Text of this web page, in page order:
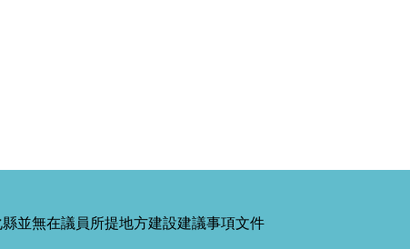
並無在議員所提地方建設建議事項文件